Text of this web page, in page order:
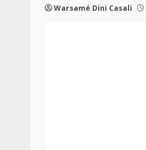
Warsamé Dini Casali